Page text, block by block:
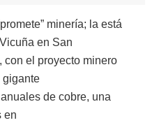
minería; la está
en San
con el proyecto minero
gigante
de cobre, una
en